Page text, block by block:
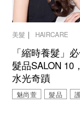
美髮 ｜ HAIRCARE
「縮時養髮」
髮品SALON 10
水光奇蹟
魅尚萱 髮品